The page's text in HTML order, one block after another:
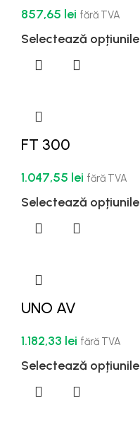
857,65 lei fără TVA
Selectează opțiunile
FT 300
1.047,55 lei fără TVA
Selectează opțiunile
UNO AV
1.182,33 lei fără TVA
Selectează opțiunile